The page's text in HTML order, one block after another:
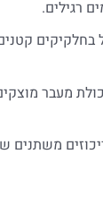
בחלקיקים
מעבר
משתנים